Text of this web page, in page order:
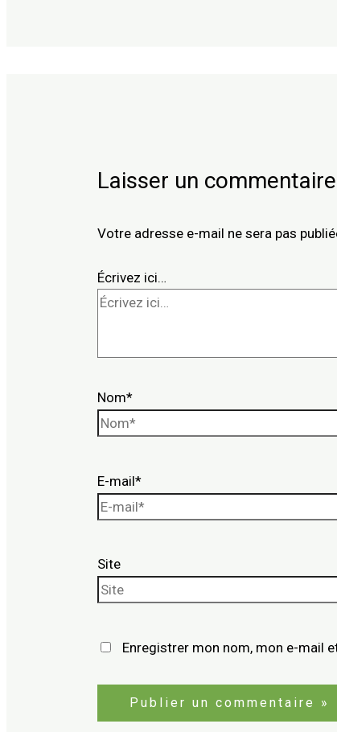
Laisser un commentaire
Votre adresse e-mail ne sera pas
Écrivez ici…
Nom*
E-mail*
Site
Enregistrer mon nom, mon e-mail